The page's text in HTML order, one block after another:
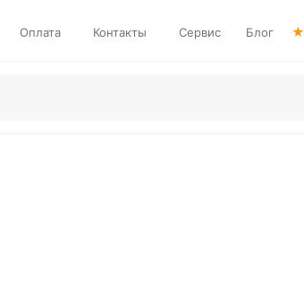
Оплата Контакты Сервис Блог ★